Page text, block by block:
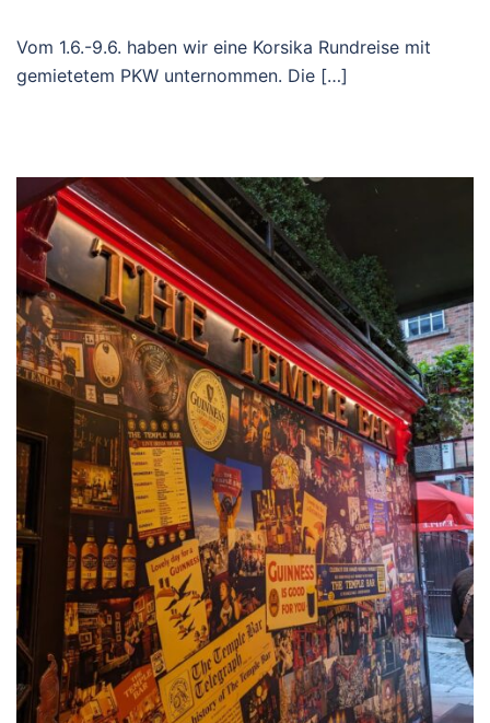
Vom 1.6.-9.6. haben wir eine Korsika Rundreise mit
gemietetem PKW unternommen. Die […]